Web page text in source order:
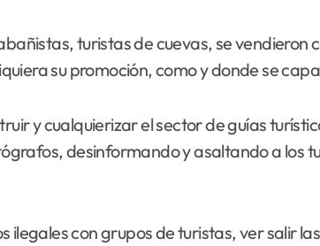
turistas de cuevas, se vendieron
su promoción, como y donde se
y cualquierizar el sector de guías
desinformando y asaltando a los
con grupos de turistas, ver salir